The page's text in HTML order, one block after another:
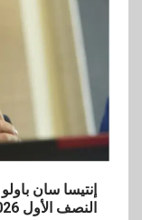
النصف الأول 2026